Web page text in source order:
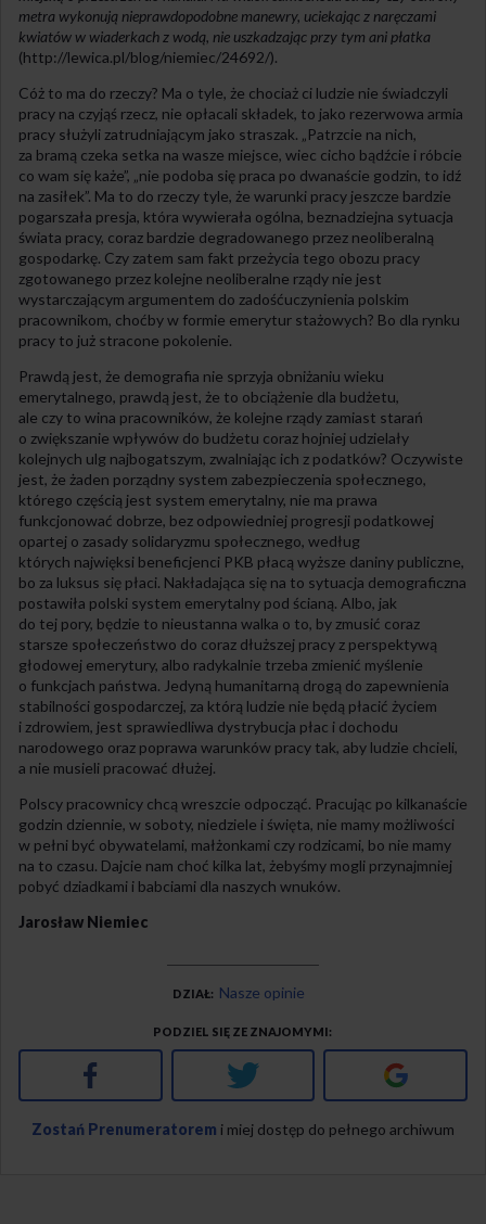
metra wykonują nieprawdopodobne manewry, uciekając z naręczami
kwiatów w wiaderkach z wodą, nie uszkadzając przy tym ani płatka
(http://lewica.pl/blog/niemiec/24692/).
Cóż to ma do rzeczy? Ma o tyle, że chociaż ci ludzie nie świadczyli
pracy na czyjąś rzecz, nie opłacali składek, to jako rezerwowa armia
pracy służyli zatrudniającym jako straszak. „Patrzcie na nich,
za bramą czeka setka na wasze miejsce, wiec cicho bądźcie i róbcie
co wam się każe”, „nie podoba się praca po dwanaście godzin, to idź
na zasiłek”. Ma to do rzeczy tyle, że warunki pracy jeszcze bardzie
pogarszała presja, która wywierała ogólna, beznadziejna sytuacja
świata pracy, coraz bardzie degradowanego przez neoliberalną
gospodarkę. Czy zatem sam fakt przeżycia tego obozu pracy
zgotowanego przez kolejne neoliberalne rządy nie jest
wystarczającym argumentem do zadośćuczynienia polskim
pracownikom, choćby w formie emerytur stażowych? Bo dla rynku
pracy to już stracone pokolenie.
Prawdą jest, że demografia nie sprzyja obniżaniu wieku
emerytalnego, prawdą jest, że to obciążenie dla budżetu,
ale czy to wina pracowników, że kolejne rządy zamiast starań
o zwiększanie wpływów do budżetu coraz hojniej udzielały
kolejnych ulg najbogatszym, zwalniając ich z podatków? Oczywiste
jest, że żaden porządny system zabezpieczenia społecznego,
którego częścią jest system emerytalny, nie ma prawa
funkcjonować dobrze, bez odpowiedniej progresji podatkowej
opartej o zasady solidaryzmu społecznego, według
których najwięksi beneficjenci PKB płacą wyższe daniny publiczne,
bo za luksus się płaci. Nakładająca się na to sytuacja demograficzna
postawiła polski system emerytalny pod ścianą. Albo, jak
do tej pory, będzie to nieustanna walka o to, by zmusić coraz
starsze społeczeństwo do coraz dłuższej pracy z perspektywą
głodowej emerytury, albo radykalnie trzeba zmienić myślenie
o funkcjach państwa. Jedyną humanitarną drogą do zapewnienia
stabilności gospodarczej, za którą ludzie nie będą płacić życiem
i zdrowiem, jest sprawiedliwa dystrybucja płac i dochodu
narodowego oraz poprawa warunków pracy tak, aby ludzie chcieli,
a nie musieli pracować dłużej.
Polscy pracownicy chcą wreszcie odpocząć. Pracując po kilkanaście
godzin dziennie, w soboty, niedziele i święta, nie mamy możliwości
w pełni być obywatelami, małżonkami czy rodzicami, bo nie mamy
na to czasu. Dajcie nam choć kilka lat, żebyśmy mogli przynajmniej
pobyć dziadkami i babciami dla naszych wnuków.
Jarosław Niemiec
DZIAŁ Nasze opinie
PODZIEL SIĘ ZE ZNAJOMYMI
Facebook Twitter Google+
Zostań Prenumeratorem i miej dostęp do pełnego archiwum